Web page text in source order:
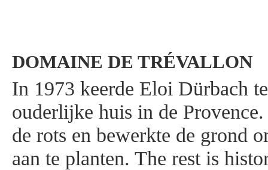
DOMAINE DE TRÉVALLON
In 1973 keerde Eloi Dürbach
ouderlijke huis in de
de rots en bewerkte de grond
aan te planten. The rest is